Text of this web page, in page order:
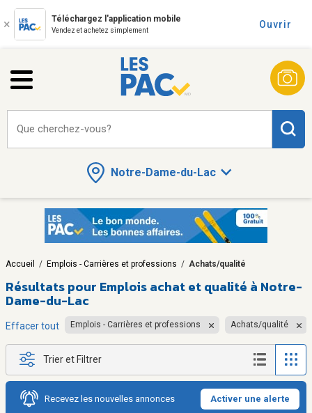
Téléchargez l'application mobile
Vendez et achetez simplement
Ouvrir
Notre-Dame-du-Lac
Que cherchez-vous?
Accueil / Emplois - Carrières et professions / Achats/qualité
Résultats pour Emplois achat et qualité à Notre-
Dame-du-Lac
Effacer tout Emplois - Carrières et professions Achats/qualité
Trier et Filtrer
Recevez les nouvelles annonces Activer une alerte